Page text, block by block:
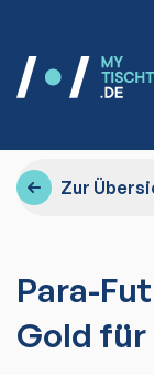
Zur
Para-
Gold